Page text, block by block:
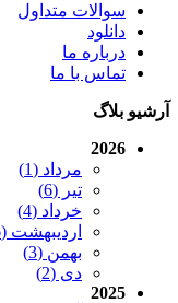
سوالات متداول
دانلود
درباره ما
تماس با ما
آرشیو بلاگ
2026
مرداد (1)
تیر (6)
خرداد (4)
اردیبهشت (6)
بهمن (3)
دی (2)
2025